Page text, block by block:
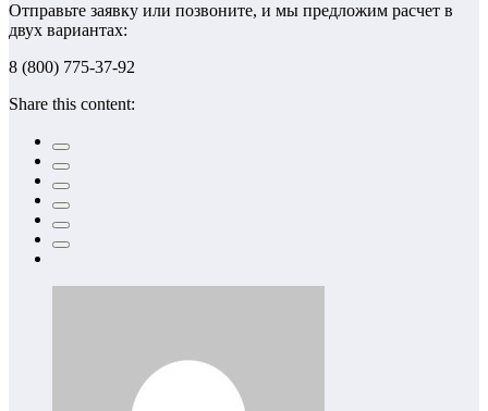
Отправьте заявку или позвоните, и мы предложим расчет в
двух вариантах:
8 (800) 775-37-92
Share this content: